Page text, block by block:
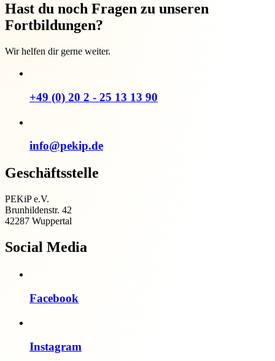
Hast du noch Fragen zu unseren
Fortbildungen?
Wir helfen dir gerne weiter.
+49 (0) 20 2 - 25 13 13 90
info@pekip.de
Geschäftsstelle
PEKiP e.V.
Brunhildenstr. 42
42287 Wuppertal
Social Media
Facebook
Instagram